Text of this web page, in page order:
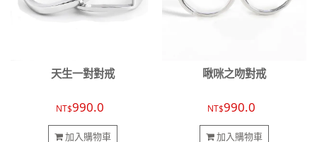
天生一對對戒
NT$990.0
加入購物車
啾咪之吻對戒
NT$990.0
加入購物車